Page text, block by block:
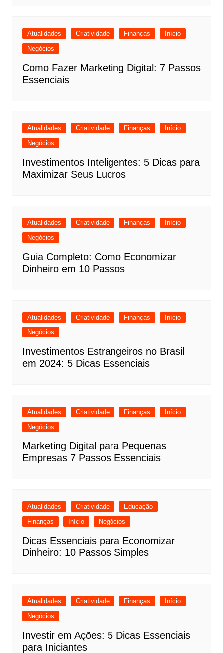
Atualidades Criatividade Finanças
Início
Negócios
Como Fazer Marketing Digital: 7 Passos
Essenciais
Atualidades Criatividade Finanças
Início
Negócios
Investimentos Inteligentes: 5 Dicas para
Maximizar Seus Lucros
Atualidades Criatividade Finanças
Início
Negócios
Guia Completo: Como Economizar
Dinheiro em 10 Passos
Atualidades Criatividade Finanças
Início
Negócios
Investimentos Estrangeiros no Brasil
em 2024: 5 Dicas Essenciais
Atualidades Criatividade Finanças
Início
Negócios
Marketing Digital para Pequenas
Empresas 7 Passos Essenciais
Atualidades Criatividade
Educação
Finanças
Início Negócios
Dicas Essenciais para Economizar
Dinheiro: 10 Passos Simples
Atualidades Criatividade Finanças
Início
Negócios
Investir em Ações: 5 Dicas Essenciais
para Iniciantes